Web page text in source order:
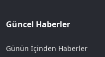
Güncel Haberler
Günün İçinden Haberler